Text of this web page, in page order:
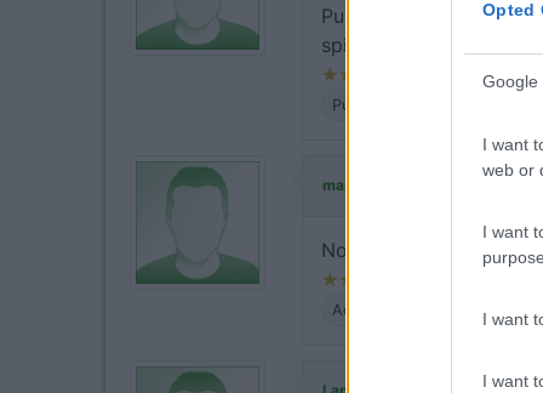
Opted
Google
I want
web or
I want
I want
I want
Purtroppo spazzatura
spiaggia!
Pulizia
marcovsc ha
Non ho trascorso la
Accessibilità
ha